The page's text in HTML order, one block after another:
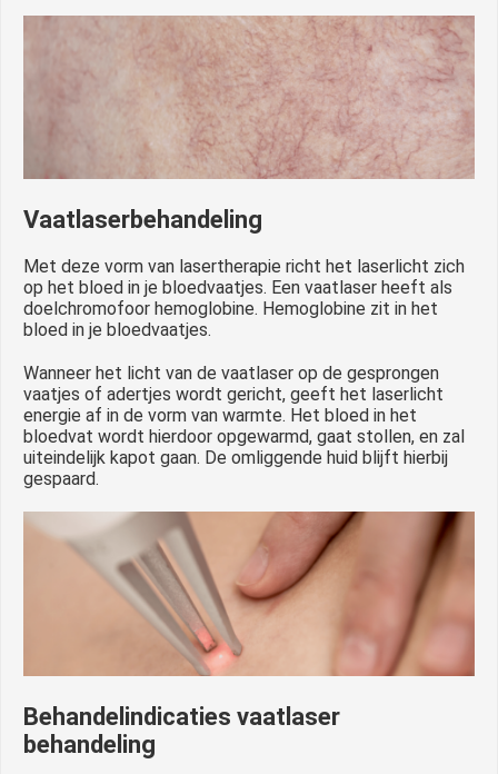
Vaatlaserbehandeling
Met deze vorm van lasertherapie richt het laserlicht zich
op het bloed in je bloedvaatjes. Een vaatlaser heeft als
doelchromofoor hemoglobine. Hemoglobine zit in het
bloed in je bloedvaatjes.
Wanneer het licht van de vaatlaser op de gesprongen
vaatjes of adertjes wordt gericht, geeft het laserlicht
energie af in de vorm van warmte. Het bloed in het
bloedvat wordt hierdoor opgewarmd, gaat stollen, en zal
uiteindelijk kapot gaan. De omliggende huid blijft hierbij
gespaard.
Behandelindicaties vaatlaser
behandeling